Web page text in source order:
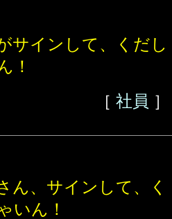
サインして、くだし
！
［ 社員 ］
ん、サインして、く
いん！